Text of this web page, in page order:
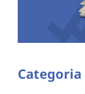
Categoria